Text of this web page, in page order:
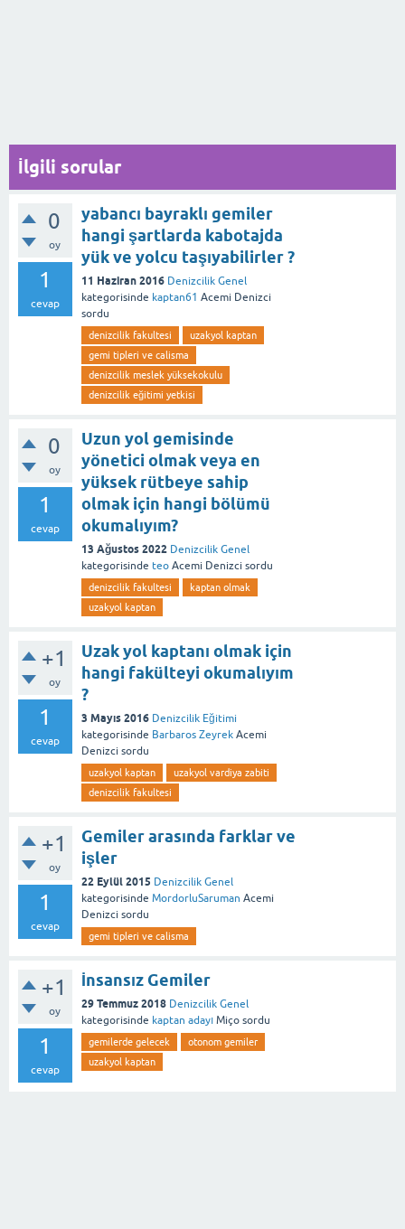
İlgili sorular
0
oy
1
cevap
yabancı bayraklı gemiler
hangi şartlarda kabotajda
yük ve yolcu taşıyabilirler ?
11 Haziran 2016 Denizcilik Genel
kategorisinde kaptan61 Acemi Denizci
sordu
denizcilik fakultesi
uzakyol kaptan
gemi tipleri ve calisma
denizcilik meslek yüksekokulu
denizcilik eğitimi yetkisi
0
oy
1
cevap
Uzun yol gemisinde
yönetici olmak veya en
yüksek rütbeye sahip
olmak için hangi bölümü
okumalıyım?
13 Ağustos 2022 Denizcilik Genel
kategorisinde teo Acemi Denizci sordu
denizcilik fakultesi
kaptan olmak
uzakyol kaptan
+1
oy
1
cevap
Uzak yol kaptanı olmak için
hangi fakülteyi okumalıyım
?
3 Mayıs 2016 Denizcilik Eğitimi
kategorisinde Barbaros Zeyrek Acemi
Denizci sordu
uzakyol kaptan
uzakyol vardiya zabiti
denizcilik fakultesi
+1
oy
1
cevap
Gemiler arasında farklar ve
işler
22 Eylül 2015 Denizcilik Genel
kategorisinde MordorluSaruman Acemi
Denizci sordu
gemi tipleri ve calisma
+1
oy
1
cevap
İnsansız Gemiler
29 Temmuz 2018 Denizcilik Genel
kategorisinde kaptan adayı Miço sordu
gemilerde gelecek
otonom gemiler
uzakyol kaptan